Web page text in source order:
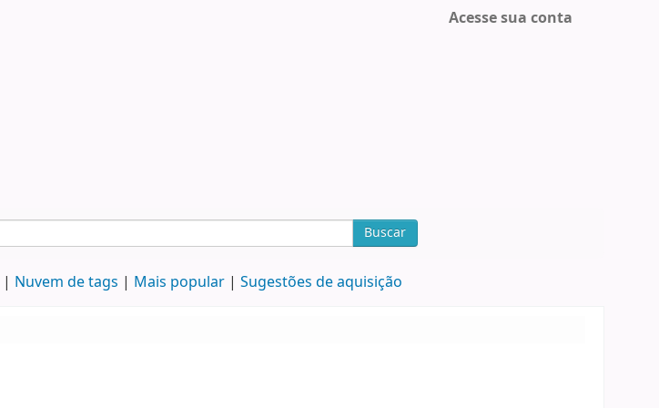
Acesse sua conta
Buscar
Nuvem de tags Mais popular Sugestões de aquisição